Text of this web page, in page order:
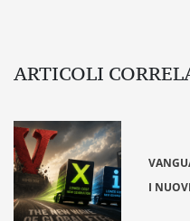
ARTICOLI
I